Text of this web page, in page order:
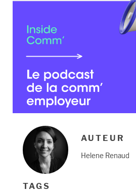
AUTEUR
Helene Renaud
TAGS